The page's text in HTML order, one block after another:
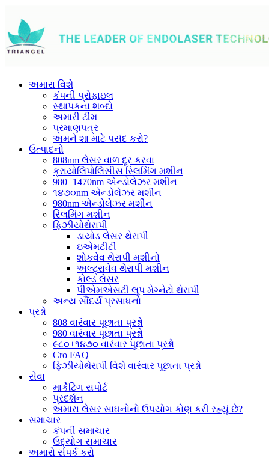
અમારા વિશે
કંપની પ્રોફાઇલ
સ્થાપકના શબ્દો
અમારી ટીમ
પ્રમાણપત્ર
અમને શા માટે પસંદ કરો?
ઉત્પાદનો
808nm લેસર વાળ દૂર કરવા
ક્રાયોલિપોલિસીસ સ્લિમિંગ મશીન
980+1470nm એન્ડોલેઝર મશીન
૧૪૭૦nm એન્ડોલેઝર મશીન
980nm એન્ડોલેઝર મશીન
સ્લિમિંગ મશીન
ફિઝીયોથેરાપી
ડાયોડ લેસર થેરાપી
ઇએમટીટી
શોકવેવ થેરાપી મશીનો
અલ્ટ્રાવેવ થેરાપી મશીન
કોલ્ડ લેસર
પીએમએસટી લૂપ મેગ્નેટો થેરાપી
અન્ય સૌંદર્ય પ્રસાધનો
પ્રશ્નો
808 વારંવાર પૂછાતા પ્રશ્નો
980 વારંવાર પૂછાતા પ્રશ્નો
૯૮૦+૧૪૭૦ વારંવાર પૂછાતા પ્રશ્નો
Cro FAQ
ફિઝીયોથેરાપી વિશે વારંવાર પૂછાતા પ્રશ્નો
સેવા
માર્કેટિંગ સપોર્ટ
પ્રદર્શન
અમારા લેસર સાધનોનો ઉપયોગ કોણ કરી રહ્યું છે?
સમાચાર
કંપની સમાચાર
ઉદ્યોગ સમાચાર
અમારો સંપર્ક કરો